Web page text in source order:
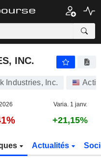
INC.
Industries, Inc.
Varia. 1 janv.
+21,15%
Actualités